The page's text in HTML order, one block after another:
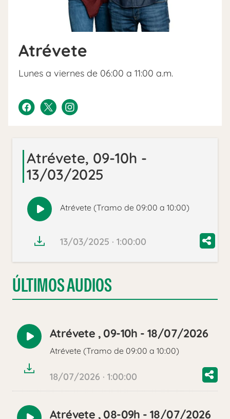
Atrévete
Lunes a viernes de 06:00 a 11:00 a.m.
Atrévete, 09-10h -
13/03/2025
Reproducir
audio
Atrévete (Tramo de 09:00 a 10:00)
13/03/2025 · 1:00:00
ÚLTIMOS AUDIOS
Reproducir
audio
Atrévete , 09-10h - 18/07/2026
Atrévete (Tramo de 09:00 a 10:00)
18/07/2026 · 1:00:00
Atrévete , 08-09h - 18/07/2026